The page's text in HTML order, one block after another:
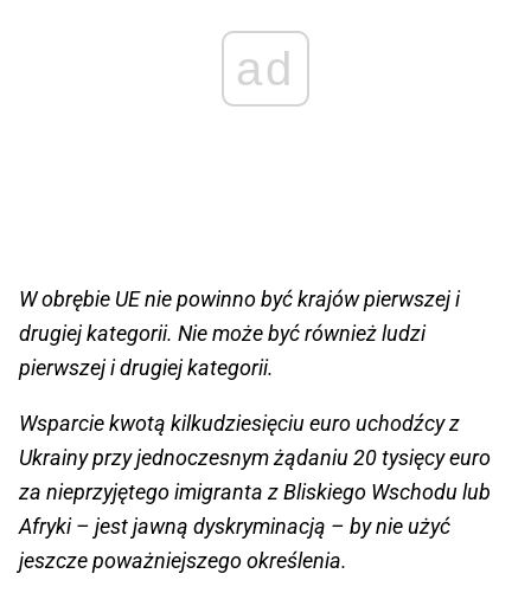
ad
W obrębie UE nie powinno być krajów pierwszej i
drugiej kategorii. Nie może być również ludzi
pierwszej i drugiej kategorii.
Wsparcie kwotą kilkudziesięciu euro uchodźcy z
Ukrainy przy jednoczesnym żądaniu 20 tysięcy euro
za nieprzyjętego imigranta z Bliskiego Wschodu lub
Afryki – jest jawną dyskryminacją – by nie użyć
jeszcze poważniejszego określenia.